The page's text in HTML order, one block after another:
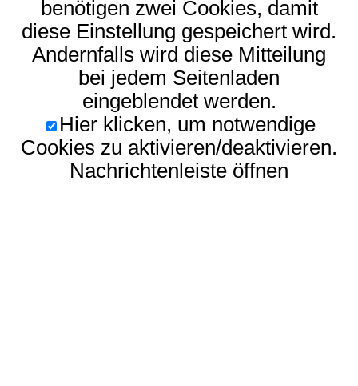
benötigen zwei Cookies, damit
diese Einstellung gespeichert wird.
Andernfalls wird diese Mitteilung
bei jedem Seitenladen
eingeblendet werden.
Hier klicken, um notwendige
Cookies zu aktivieren/deaktivieren.
Nachrichtenleiste öffnen